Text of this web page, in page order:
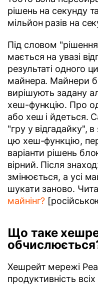
рішень на секунду
мільйон разів на
Під словом
мається на увазі
результаті одного
майнера. Майнери
вирішують задану
хеш-функцію. Про
або хеш і йдеться.
"гру у відгадайку",
цю хеш-функцію,
варіанти рішень
вірний. Після
змінюється, а усі
шукати заново.
майнінг?
Що таке
Хешрейт мережі
продуктивність